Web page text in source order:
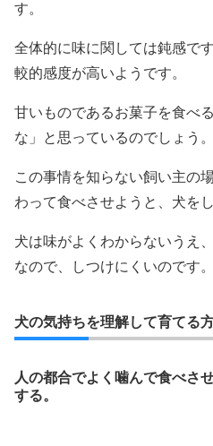
す。
全体的に味に関しては鈍感で
較的感度が高いようです。
甘いものであるお菓子を食べ
な」と思っているのでしょう。
この事情を知らない飼い主の
わって食べさせようと、犬を
犬は味がよくわからないうえ
なので、しつけにくいのです。
犬の気持ちを理解して育てる方
人の都合でよく噛んで食べさ
する。